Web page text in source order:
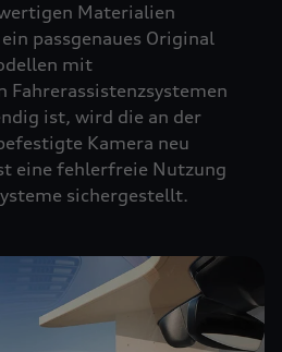
Materialien
passgenaues Original
mit
ist, wird die an der
Kamera neu
eine fehlerfreie Nutzung
sichergestellt.